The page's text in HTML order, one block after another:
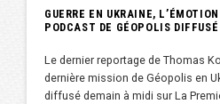
GUERRE EN UKRAINE,
PODCAST DE GÉOPOLIS
Le dernier reportage de Thomas
dernière mission de Géopolis en
diffusé demain à midi sur La